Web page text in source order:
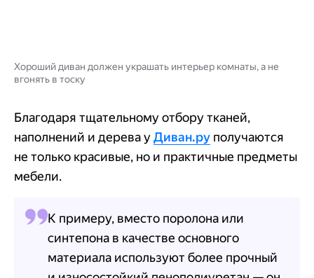
Хороший диван должен украшать интерьер комнаты, а не
вгонять в тоску
Благодаря тщательному отбору тканей,
наполнений и дерева уДиван.ру получаются
не только красивые, но и практичные предметы
мебели.
К примеру, вместо поролона или
синтепона в качестве основного
материала используют более прочный